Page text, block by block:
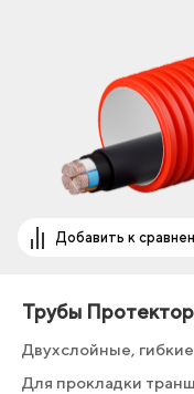
Добавить к
Трубы
Двухслойные,
Для прокладки